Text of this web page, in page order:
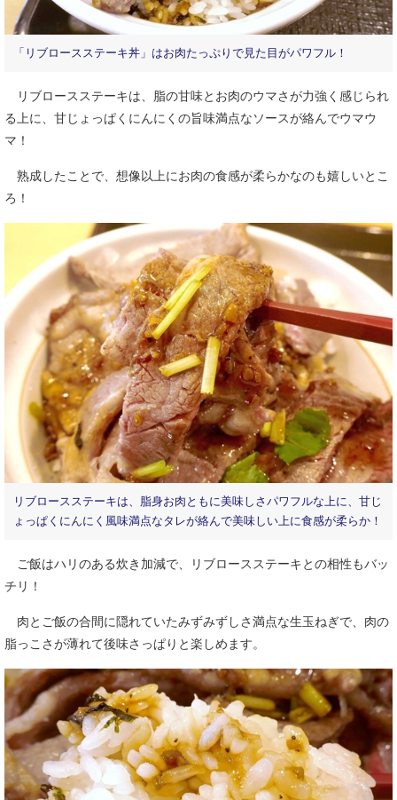
「リブロースステーキ丼」はお肉たっぷりで見た目がパワフル！
リブロースステーキは、脂の甘味とお肉のウマさが力強く感じられ
る上に、甘じょっぱくにんにくの旨味満点なソースが絡んでウマウ
マ！
熟成したことで、想像以上にお肉の食感が柔らかなのも嬉しいとこ
ろ！
リブロースステーキは、脂身お肉ともに美味しさパワフルな上に、甘じ
ょっぱくにんにく風味満点なタレが絡んで美味しい上に食感が柔らか！
ご飯はハリのある炊き加減で、リブロースステーキとの相性もバッ
チリ！
肉とご飯の合間に隠れていたみずみずしさ満点な生玉ねぎで、肉の
脂っこさが薄れて後味さっぱりと楽しめます。